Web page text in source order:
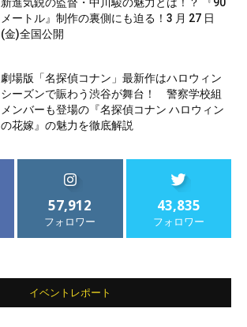
新進気鋭の監督・中川駿の魅力とは！？ 『90
メートル』制作の裏側にも迫る！3 月 27 日
(金)全国公開
劇場版「名探偵コナン」最新作はハロウィン
シーズンで賑わう渋谷が舞台！ 警察学校組
メンバーも登場の『名探偵コナン ハロウィン
の花嫁』の魅力を徹底解説
57,912
フォロワー
43,835
フォロワー
イベントレポート